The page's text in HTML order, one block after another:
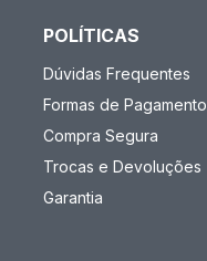
POLÍTICAS
Dúvidas Frequentes
Formas de Pagamento
Compra Segura
Trocas e Devoluções
Garantia